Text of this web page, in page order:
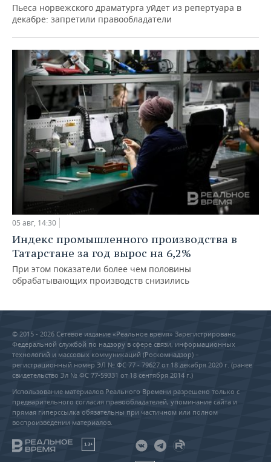
Пьеса норвежского драматурга уйдет из репертуара в
декабре: запретили правообладатели
05 авг, 14:30
Индекс промышленного производства в
Татарстане за год вырос на 6,2%
При этом показатели более чем половины
обрабатывающих производств снизились
© 2015 - 2026 Сетевое издание «Реальное время» Зарегистрировано
Федеральной службой по надзору в сфере связи, информационных
технологий и массовых коммуникаций (Роскомнадзор) –
регистрационный номер ЭЛ № ФС 77 - 79627 от 18 декабря 2020 г. (ранее
свидетельство Эл № ФС 77-59331 от 18 сентября 2014 г.)
Использование материалов Реального Времени разрешено только с
предварительного согласия правообладателей, упоминание сайта и
прямая гиперссылка обязательны при частичном или полном
воспроизведении материалов.
18+